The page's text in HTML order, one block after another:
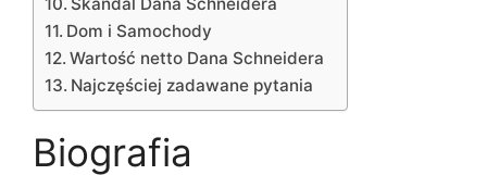
Dom i Samochody
Wartość netto Dana Schneidera
Najczęściej zadawane pytania
Biografia